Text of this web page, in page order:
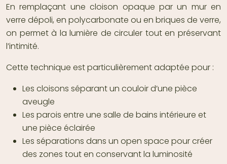
En remplaçant une cloison opaque par un mur en
verre dépoli, en polycarbonate ou en briques de verre,
on permet à la lumière de circuler tout en préservant
l’intimité.
Cette technique est particulièrement adaptée pour :
Les cloisons séparant un couloir d’une pièce
aveugle
Les parois entre une salle de bains intérieure et
une pièce éclairée
Les séparations dans un open space pour créer
des zones tout en conservant la luminosité